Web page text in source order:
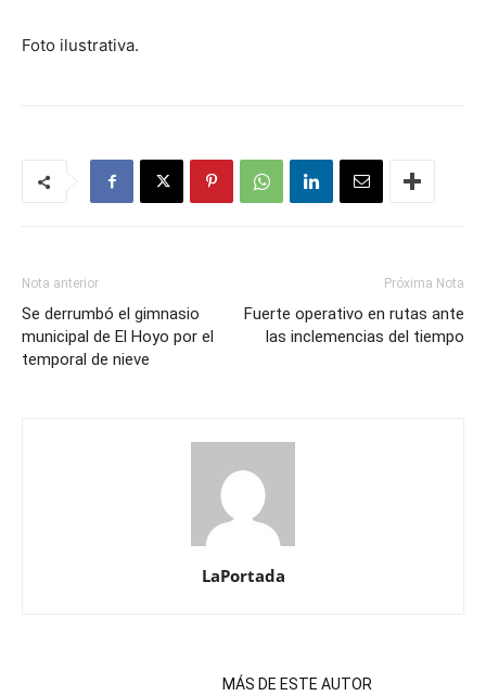
Foto ilustrativa.
Nota anterior
Se derrumbó el gimnasio
municipal de El Hoyo por el
temporal de nieve
Próxima Nota
Fuerte operativo en rutas ante
las inclemencias del tiempo
LaPortada
MÁS DE ESTE AUTOR